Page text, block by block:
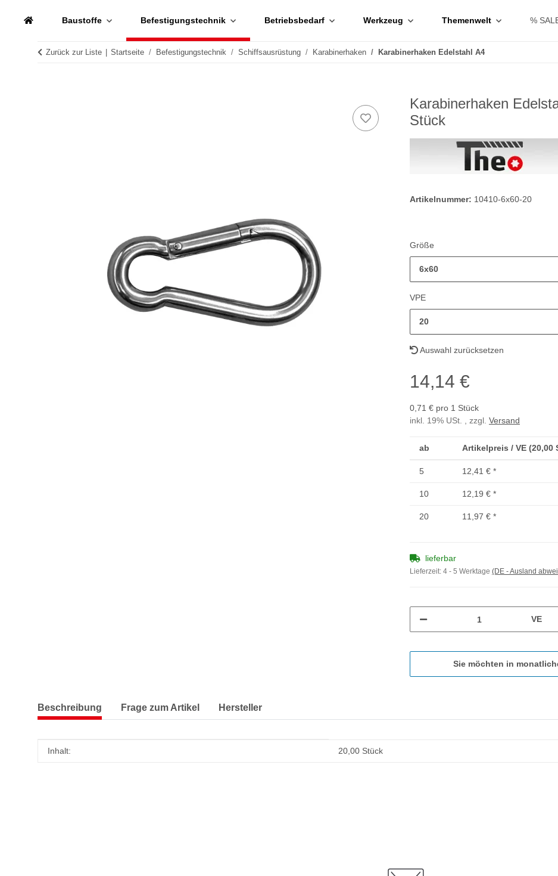
Baustoffe Befestigungstechnik Betriebsbedarf Werkzeug Themenwelt %
Zurück zur Liste Startseite Befestigungstechnik Schiffsausrüstung Karabinerhaken Karabinerhaken Edelstahl A4
Karabinerhaken
Stück
Artikelnummer: 10410-6x60-20
Größe
6x60
VPE
20
Auswahl zurücksetzen
14,14 €
0,71 € pro 1 Stück
inkl. 19% USt. , zzgl. Versand
ab Artikelpreis / VE (20,00
5 12,41 € *
10 12,19 € *
20 11,97 € *
lieferbar
Lieferzeit: 4 - 5 Werktage (DE - Ausland
VE
Sie möchten in
Beschreibung Frage zum Artikel Hersteller
Produkteigenschaft
Wert
Inhalt: 20,00 Stück